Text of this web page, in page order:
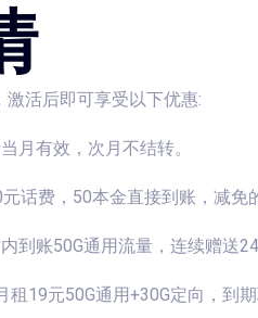
活后即可享受以下优惠:
月有效，次月不结转。
话费，50本金直接到账，减
到账50G通用流量，连续赠送
19元50G通用+30G定向，到